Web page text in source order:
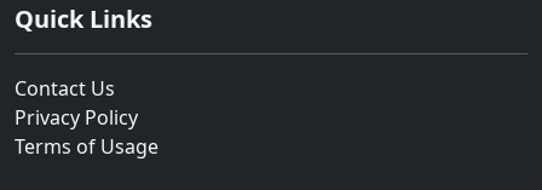
Quick Links
Contact Us
Privacy Policy
Terms of Usage